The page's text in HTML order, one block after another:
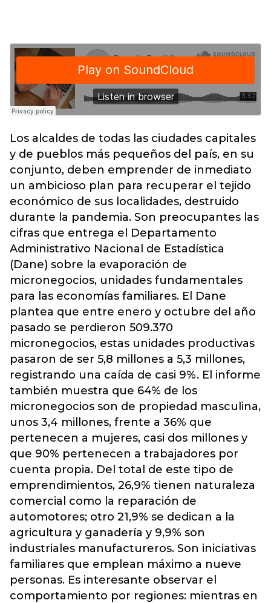
Los alcaldes de todas las ciudades capitales
y de pueblos más pequeños del país, en su
conjunto, deben emprender de inmediato
un ambicioso plan para recuperar el tejido
económico de sus localidades, destruido
durante la pandemia. Son preocupantes las
cifras que entrega el Departamento
Administrativo Nacional de Estadística
(Dane) sobre la evaporación de
micronegocios, unidades fundamentales
para las economías familiares. El Dane
plantea que entre enero y octubre del año
pasado se perdieron 509.370
micronegocios, estas unidades productivas
pasaron de ser 5,8 millones a 5,3 millones,
registrando una caída de casi 9%. El informe
también muestra que 64% de los
micronegocios son de propiedad masculina,
unos 3,4 millones, frente a 36% que
pertenecen a mujeres, casi dos millones y
que 90% pertenecen a trabajadores por
cuenta propia. Del total de este tipo de
emprendimientos, 26,9% tienen naturaleza
comercial como la reparación de
automotores; otro 21,9% se dedican a la
agricultura y ganadería y 9,9% son
industriales manufactureros. Son iniciativas
familiares que emplean máximo a nueve
personas. Es interesante observar el
comportamiento por regiones: mientras en